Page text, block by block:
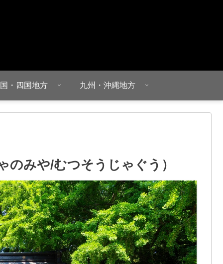
・四国地方 九州・沖縄地方
のみや/むつそうじゃぐう）